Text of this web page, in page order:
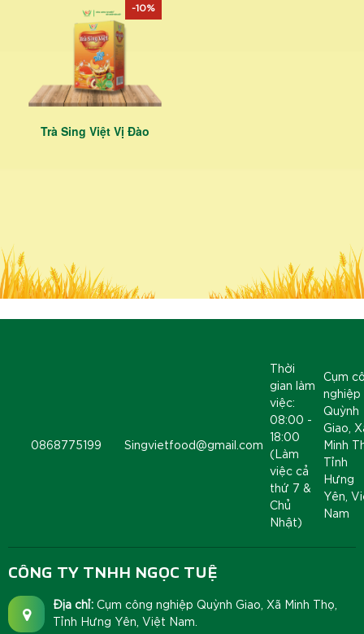
-10%
Trà Sing Việt Vị Đào
0868775199 Singvietfood@gmail.com
Thời
gian làm
việc:
08:00 -
18:00
(Làm
việc cả
thứ 7 &
Chủ
Nhật)
Cụm
nghiệp
Quỳnh
Giao,
Minh
Tỉnh
Hưng
Yên,
Nam
CÔNG TY TNHH NGỌC TUỆ
Địa chỉ: Cụm công nghiệp Quỳnh Giao, Xã Minh Thọ,
Tỉnh Hưng Yên, Việt Nam.